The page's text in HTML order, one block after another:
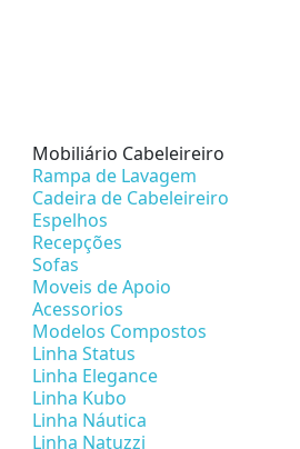
Mobiliário Cabeleireiro
Rampa de Lavagem
Cadeira de Cabeleireiro
Espelhos
Recepções
Sofas
Moveis de Apoio
Acessorios
Modelos Compostos
Linha Status
Linha Elegance
Linha Kubo
Linha Náutica
Linha Natuzzi